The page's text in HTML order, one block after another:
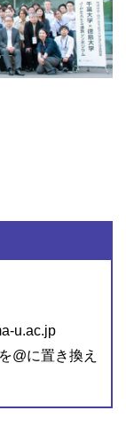
u.ac.jp
@に置き換え